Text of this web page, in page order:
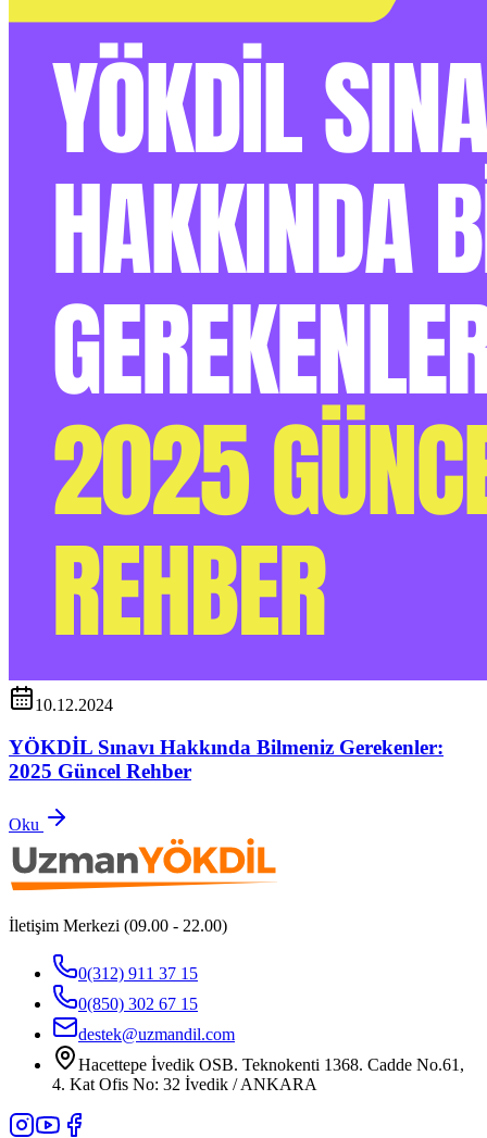
10.12.2024
YÖKDİL Sınavı Hakkında Bilmeniz Gerekenler:
2025 Güncel Rehber
Oku
İletişim Merkezi (09.00 - 22.00)
0(312) 911 37 15
0(850) 302 67 15
destek@uzmandil.com
Hacettepe İvedik OSB. Teknokenti 1368. Cadde No.61,
4. Kat Ofis No: 32 İvedik / ANKARA